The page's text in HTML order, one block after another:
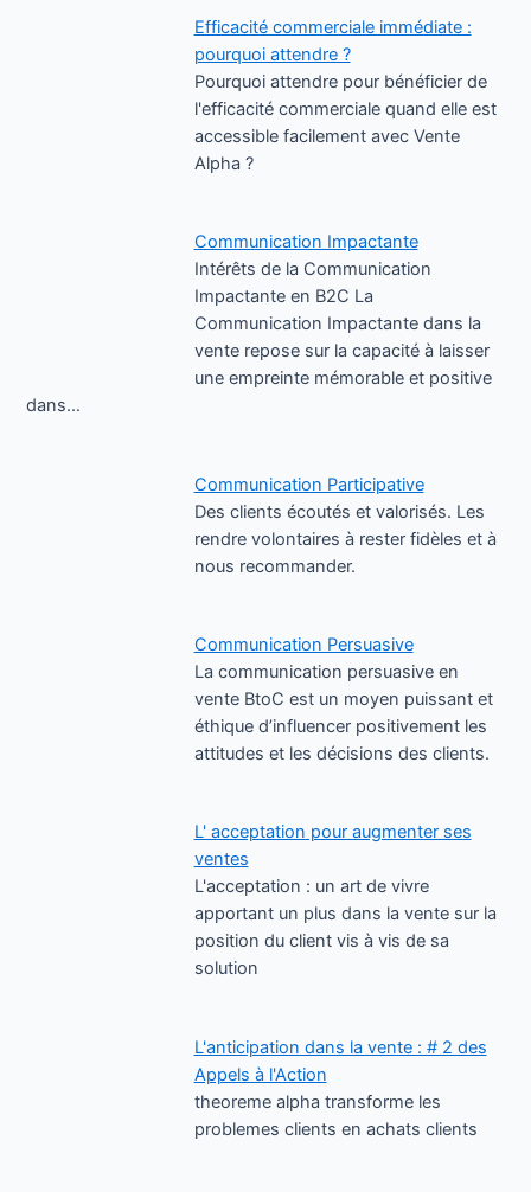
Efficacité commerciale immédiate :
pourquoi attendre ?
Pourquoi attendre pour bénéficier de
l'efficacité commerciale quand elle est
accessible facilement avec Vente
Alpha ?
Communication Impactante
Intérêts de la Communication
Impactante en B2C La
Communication Impactante dans la
vente repose sur la capacité à laisser
une empreinte mémorable et positive
dans…
Communication Participative
Des clients écoutés et valorisés. Les
rendre volontaires à rester fidèles et à
nous recommander.
Communication Persuasive
La communication persuasive en
vente BtoC est un moyen puissant et
éthique d’influencer positivement les
attitudes et les décisions des clients.
L' acceptation pour augmenter ses
ventes
L'acceptation : un art de vivre
apportant un plus dans la vente sur la
position du client vis à vis de sa
solution
L'anticipation dans la vente : # 2 des
Appels à l'Action
theoreme alpha transforme les
problemes clients en achats clients